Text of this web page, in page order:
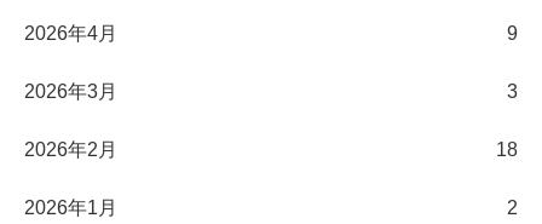
2026年4月 9
2026年3月 3
2026年2月 18
2026年1月 2